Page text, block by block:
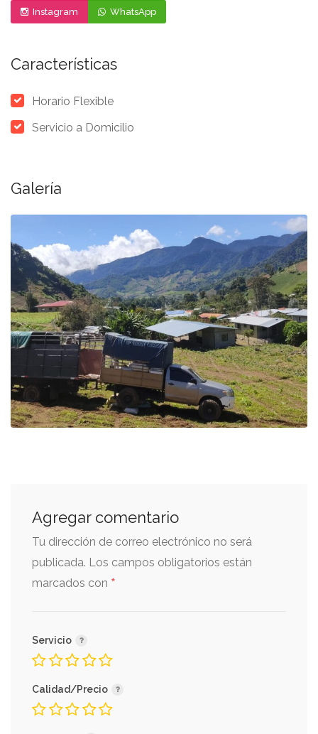
Instagram WhatsApp
Características
Horario Flexible
Servicio a Domicilio
Galería
Agregar comentario
Tu dirección de correo electrónico no será
publicada. Los campos obligatorios están
marcados con *
Servicio
Calidad/Precio